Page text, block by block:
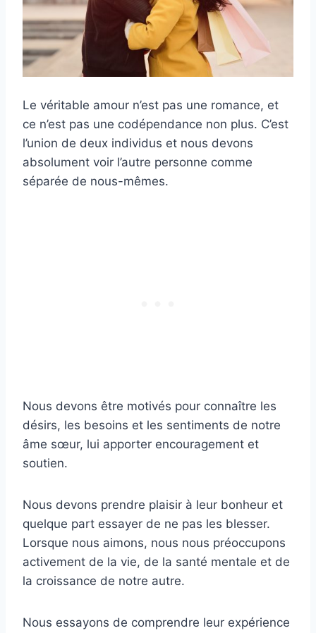
Le véritable amour n’est pas une romance, et
ce n’est pas une codépendance non plus. C’est
l’union de deux individus et nous devons
absolument voir l’autre personne comme
séparée de nous-mêmes.
Nous devons être motivés pour connaître les
désirs, les besoins et les sentiments de notre
âme sœur, lui apporter encouragement et
soutien.
Nous devons prendre plaisir à leur bonheur et
quelque part essayer de ne pas les blesser.
Lorsque nous aimons, nous nous préoccupons
activement de la vie, de la santé mentale et de
la croissance de notre autre.
Nous essayons de comprendre leur expérience